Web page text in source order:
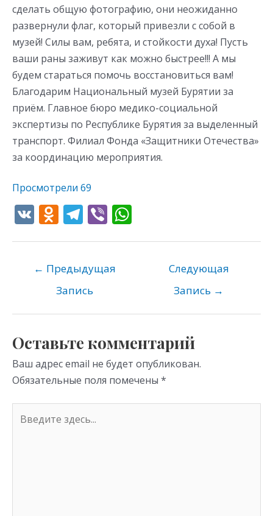
сделать общую фотографию, они неожиданно
развернули флаг, который привезли с собой в
музей! Силы вам, ребята, и стойкости духа! Пусть
ваши раны заживут как можно быстрее!!! А мы
будем стараться помочь восстановиться вам!
Благодарим Национальный музей Бурятии за
приём. Главное бюро медико-социальной
экспертизы по Республике Бурятия за выделенный
транспорт. Филиал Фонда «Защитники Отечества»
за координацию мероприятия.
Просмотрели 69
V O
o
kl
as
ni
ki
T
gr
a
m
Vi
p
← Предыдущая
Запись
Следующая
Запись →
Оставьте комментарий
Ваш адрес email не будет опубликован.
Обязательные поля помечены *
здесь...